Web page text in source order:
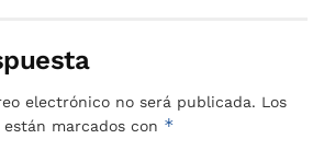
electrónico no será publicada. Los
marcados con *